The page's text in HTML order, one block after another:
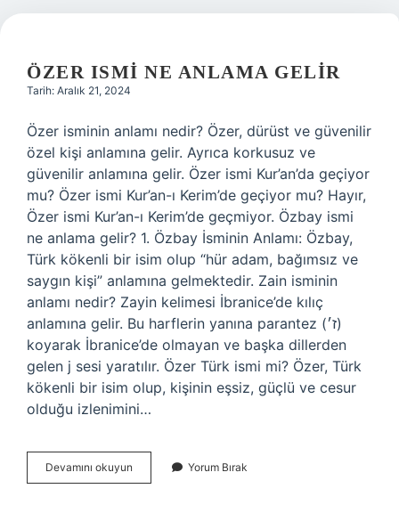
Hakkımızda
ÖZER ISMI NE ANLAMA GELIR
Tarih: Aralık 21, 2024
Özer isminin anlamı nedir? Özer, dürüst ve güvenilir
özel kişi anlamına gelir. Ayrıca korkusuz ve
güvenilir anlamına gelir. Özer ismi Kur’an’da geçiyor
mu? Özer ismi Kur’an-ı Kerim’de geçiyor mu? Hayır,
Özer ismi Kur’an-ı Kerim’de geçmiyor. Özbay ismi
ne anlama gelir? 1. Özbay İsminin Anlamı: Özbay,
Türk kökenli bir isim olup “hür adam, bağımsız ve
saygın kişi” anlamına gelmektedir. Zain isminin
anlamı nedir? Zayin kelimesi İbranice’de kılıç
anlamına gelir. Bu harflerin yanına parantez (ז׳)
koyarak İbranice’de olmayan ve başka dillerden
gelen j sesi yaratılır. Özer Türk ismi mi? Özer, Türk
kökenli bir isim olup, kişinin eşsiz, güçlü ve cesur
olduğu izlenimini…
Devamını okuyun
Ismi
Yorum Bırak